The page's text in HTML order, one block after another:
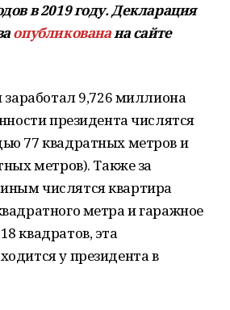
в 2019 году. Декларация
опубликованана сайте
заработал 9,726 миллиона
президента числятся
77 квадратных метров и
метров). Также за
числятся квартира
метра и гаражное
квадратов, эта
у президента в